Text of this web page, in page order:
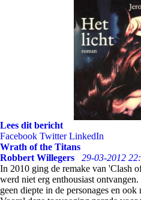
Lees dit bericht
Facebook Twitter LinkedIn
Wrath of the Titans
Robbert Willegers
29-03-2012
In 2010 ging de remake van 'Clash
werd niet erg enthousiast
geen diepte in de personages en